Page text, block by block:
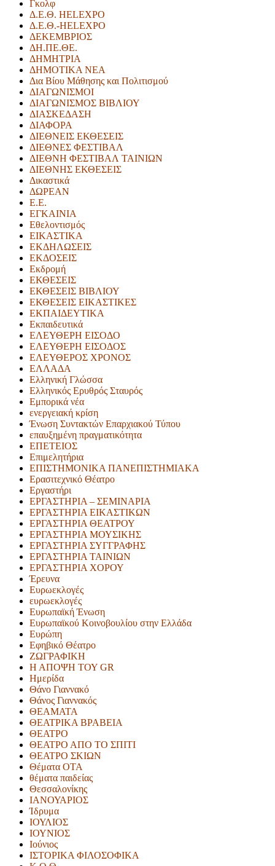
Γκολφ
Δ.Ε.Θ. HELEXPO
Δ.Ε.Θ.-HELEXPO
ΔΕΚΕΜΒΡΙΟΣ
ΔΗ.ΠΕ.ΘΕ.
ΔΗΜΗΤΡΙΑ
ΔΗΜΟΤΙΚΑ ΝΕΑ
Δια Βίου Μάθησης και Πολιτισμού
ΔΙΑΓΩΝΙΣΜΟΙ
ΔΙΑΓΩΝΙΣΜΟΣ ΒΙΒΛΙΟΥ
ΔΙΑΣΚΕΔΑΣΗ
ΔΙΑΦΟΡΑ
ΔΙΕΘΝΕΙΣ ΕΚΘΕΣΕΙΣ
ΔΙΕΘΝΕΣ ΦΕΣΤΙΒΑΛ
ΔΙΕΘΝΗ ΦΕΣΤΙΒΑΛ ΤΑΙΝΙΩΝ
ΔΙΕΘΝΗΣ ΕΚΘΕΣΕΙΣ
Δικαστικά
ΔΩΡΕΑΝ
Ε.Ε.
ΕΓΚΑΙΝΙΑ
Εθελοντισμός
ΕΙΚΑΣΤΙΚΑ
ΕΚΔΗΛΩΣΕΙΣ
ΕΚΔΟΣΕΙΣ
Εκδρομή
ΕΚΘΕΣΕΙΣ
ΕΚΘΕΣΕΙΣ ΒΙΒΛΙΟΥ
ΕΚΘΕΣΕΙΣ ΕΙΚΑΣΤΙΚΕΣ
ΕΚΠΑΙΔΕΥΤΙΚΑ
Εκπαιδευτικά
ΕΛΕΥΘΕΡΗ ΕΙΣΟΔΟ
ΕΛΕΥΘΕΡΗ ΕΙΣΟΔΟΣ
ΕΛΕΥΘΕΡΟΣ ΧΡΟΝΟΣ
ΕΛΛΑΔΑ
Ελληνική Γλώσσα
Ελληνικός Ερυθρός Σταυρός
Εμπορικά νέα
ενεργειακή κρίση
Ένωση Συντακτών Επαρχιακού Τύπου
επαυξημένη πραγματικότητα
ΕΠΕΤΕΙΟΣ
Επιμελητήρια
ΕΠΙΣΤΗΜΟΝΙΚΑ ΠΑΝΕΠΙΣΤΗΜΙΑΚΑ
Ερασιτεχνικό Θέατρο
Εργαστήρι
ΕΡΓΑΣΤΗΡΙΑ – ΣΕΜΙΝΑΡΙΑ
ΕΡΓΑΣΤΗΡΙΑ ΕΙΚΑΣΤΙΚΩΝ
ΕΡΓΑΣΤΗΡΙΑ ΘΕΑΤΡΟΥ
ΕΡΓΑΣΤΗΡΙΑ ΜΟΥΣΙΚΗΣ
ΕΡΓΑΣΤΗΡΙΑ ΣΥΓΓΡΑΦΗΣ
ΕΡΓΑΣΤΗΡΙΑ ΤΑΙΝΙΩΝ
ΕΡΓΑΣΤΗΡΙΑ ΧΟΡΟΥ
Έρευνα
Ευρωεκλογές
ευρωεκλογές
Ευρωπαϊκή Ένωση
Ευρωπαϊκού Κοινοβουλίου στην Ελλάδα
Ευρώπη
Εφηβικό Θέατρο
ΖΩΓΡΑΦΙΚΗ
Η ΑΠΟΨΗ ΤΟΥ GR
Ημερίδα
Θάνο Γιαννακό
Θάνος Γιαννακός
ΘΕΑΜΑΤΑ
ΘΕΑΤΡΙΚΑ ΒΡΑΒΕΙΑ
ΘΕΑΤΡΟ
ΘΕΑΤΡΟ ΑΠΟ ΤΟ ΣΠΙΤΙ
ΘΕΑΤΡΟ ΣΚΙΩΝ
Θέματα ΟΤΑ
θέματα παιδείας
Θεσσαλονίκης
ΙΑΝΟΥΑΡΙΟΣ
Ίδρυμα
ΙΟΥΛΙΟΣ
ΙΟΥΝΙΟΣ
Ιούνιος
ΙΣΤΟΡΙΚΑ ΦΙΛΟΣΟΦΙΚΑ